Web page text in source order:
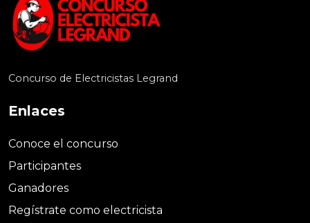
Concurso de Electricistas Legrand
Enlaces
Conoce el concurso
Participantes
Ganadores
Regístrate como electricista